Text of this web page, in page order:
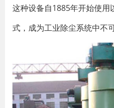
这种设备自1885年开始使用
式，成为工业除尘系统中不